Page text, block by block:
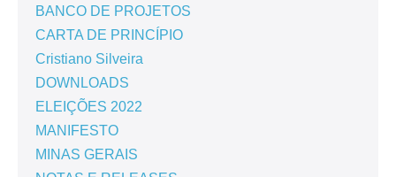
BANCO DE PROJETOS
CARTA DE PRINCÍPIO
Cristiano Silveira
DOWNLOADS
ELEIÇÕES 2022
MANIFESTO
MINAS GERAIS